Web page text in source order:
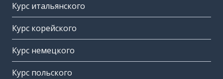
Курс итальянского
Курс корейского
Курс немецкого
Курс польского